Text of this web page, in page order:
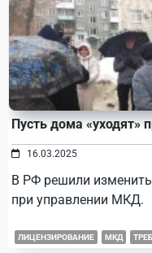
Пусть дома «уходят»
16.03.2025
В РФ решили
при управлении МКД.
ЛИЦЕНЗИРОВАНИЕ МКД